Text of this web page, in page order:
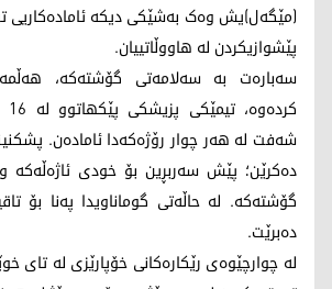
(مێگەل)یش وەک بەشێکی دیکە ئامادەکاریی
پێشوازیکردن لە هاووڵاتییان.
سەبارەت بە سەلامەتی گۆشتەکە،
شەفت لە هەر چوار رۆژەکەدا ئامادەن.
دەکرێن؛ پێش سەربڕین بۆ خودی ئاژەڵەکە
گۆشتەکە. لە حاڵەتی گوماناویدا پەنا بۆ
دەبرێت.
لە چوارچێوەی رێکارەکانی خۆپارێزی لە تای